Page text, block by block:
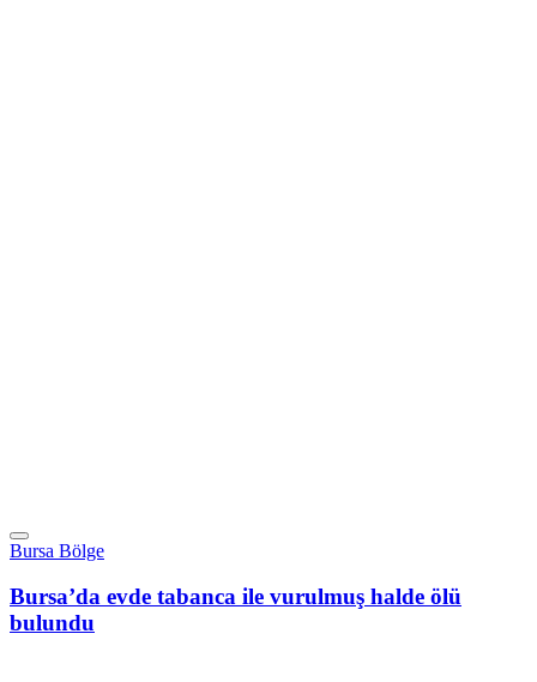
Bursa Bölge
Bursa’da evde tabanca ile vurulmuş halde ölü
bulundu